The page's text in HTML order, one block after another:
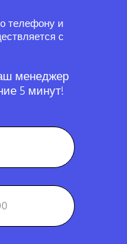
телефону и
с
менеджер
5 минут!